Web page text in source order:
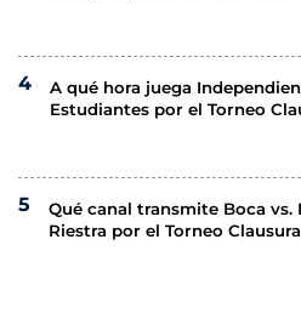
A qué hora juega
Estudiantes por el Torneo
Qué canal transmite Boca vs.
Riestra por el Torneo Clausura